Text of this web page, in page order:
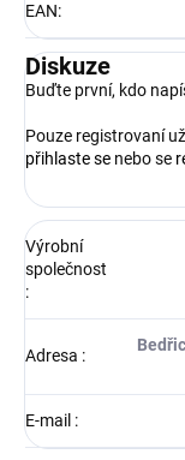
EAN:
Diskuze
Buďte první, kdo
Pouze registrovaní
přihlaste se nebo se
Výrobní
společnost
:
Adresa :
E-mail :